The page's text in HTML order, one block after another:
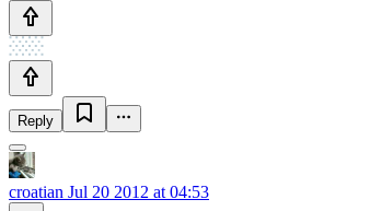
Reply
croatian Jul 20 2012 at 04:53